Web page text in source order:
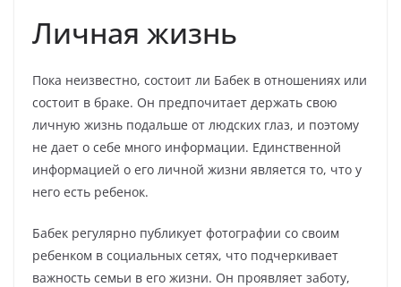
Личная жизнь
Пока неизвестно, состоит ли Бабек в отношениях или
состоит в браке. Он предпочитает держать свою
личную жизнь подальше от людских глаз, и поэтому
не дает о себе много информации. Единственной
информацией о его личной жизни является то, что у
него есть ребенок.
Бабек регулярно публикует фотографии со своим
ребенком в социальных сетях, что подчеркивает
важность семьи в его жизни. Он проявляет заботу,